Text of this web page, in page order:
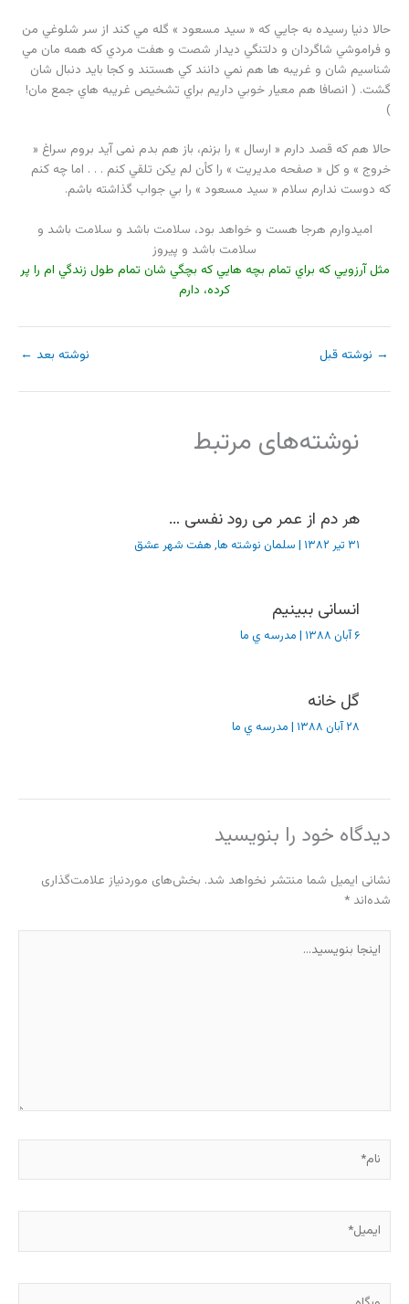
حالا دنيا رسيده به جايي كه « سيد مسعود » گله مي كند از سر شلوغي من
و فراموشي شاگردان و دلتنگي ديدار شصت و هفت مردي كه همه مان مي
شناسيم شان و غريبه ها هم نمي دانند كي هستند و كجا بايد دنبال شان
گشت. ( انصافا هم معيار خوبي داريم براي تشخيص غريبه هاي جمع مان!
)
حالا هم كه قصد دارم « ارسال » را بزنم، باز هم بدم نمی آید بروم سراغ «
خروج » و كل « صفحه مديريت » را كأن لم يكن تلقي كنم . . . اما چه كنم
كه دوست ندارم سلام « سيد مسعود » را بي جواب گذاشته باشم.
اميدوارم هرجا هست و خواهد بود، سلامت باشد و سلامت باشد و
سلامت باشد و پيروز
مثل آرزويي كه براي تمام بچه هايي كه بچگي شان تمام طول زندگي ام را پر
كرده، دارم
→ نوشته قبل نوشته بعد ←
نوشته‌های مرتبط
هر دم از عمر می رود نفسی …
۳۱ تیر ۱۳۸۲ | سلمان نوشته ها, هفت شهر عشق
انسانی ببینیم
۶ آبان ۱۳۸۸ | مدرسه ي ما
گل خانه
۲۸ آبان ۱۳۸۸ | مدرسه ي ما
دیدگاه‌ خود را بنویسید
نشانی ایمیل شما منتشر نخواهد شد. بخش‌های موردنیاز علامت‌گذاری
شده‌اند *
بنویسید…
وبگاه